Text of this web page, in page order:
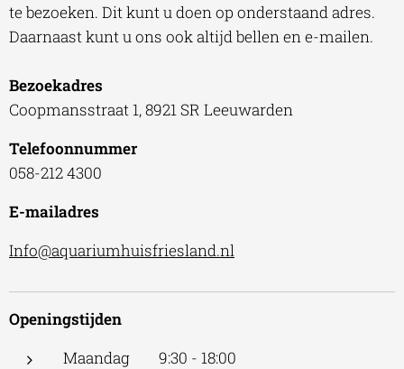
te bezoeken. Dit kunt u doen op onderstaand adres.
Daarnaast kunt u ons ook altijd bellen en e-mailen.
Bezoekadres
Coopmansstraat 1, 8921 SR Leeuwarden
Telefoonnummer
058-212 4300
E-mailadres
Info@aquariumhuisfriesland.nl
Openingstijden
Maandag 9:30 - 18:00